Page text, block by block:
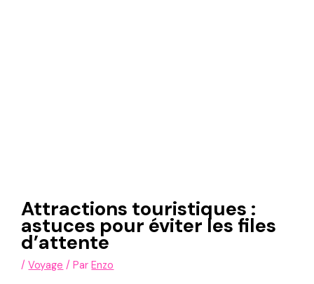
Attractions touristiques :
astuces pour éviter les files
d’attente
/Voyage / ParEnzo